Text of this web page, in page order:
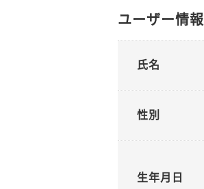
ユーザー情報
氏名
性別
生年月日